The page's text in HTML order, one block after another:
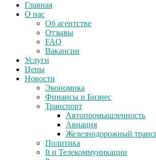
Главная
О нас
Об агентстве
Отзывы
FAQ
Вакансии
Услуги
Цены
Новости
Экономика
Финансы и Бизнес
Транспорт
Автопромышленность
Авиация
Железнодорожный
Политика
It и Телекоммуникации